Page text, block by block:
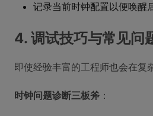
记录当前时钟配置以便唤醒
4. 调试技巧与常见问
即使经验丰富的工程师也会在复
时钟问题诊断三板斧 ：